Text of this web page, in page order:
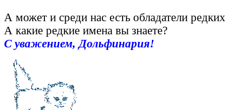
А может и среди нас есть обладатели
А какие редкие имена вы знаете?
С уважением, Дольфинария!